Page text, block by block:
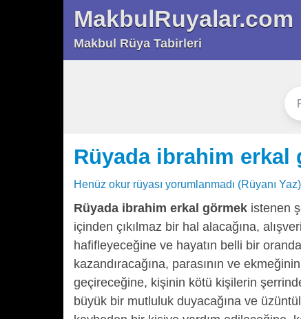
MakbulRuyalar.com
Makbul Rüya Tabirleri
Rüyada ibrahim erkal
Henüz okur rüyası yorumlanmadı (Rüyanı Yaz)
Rüyada ibrahim erkal görmek istenen
içinden çıkılmaz bir hal alacağına,
hafifleyeceğine ve hayatın belli bir
kazandıracağına, parasının ve
geçireceğine, kişinin kötü kişilerin
büyük bir mutluluk duyacağına ve